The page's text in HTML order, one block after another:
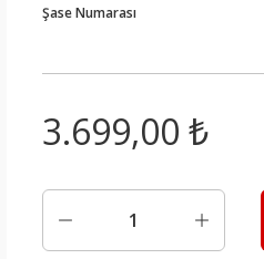
Şase Numarası
3.699,00 ₺